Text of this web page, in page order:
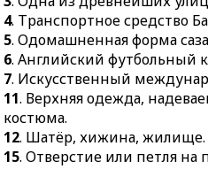
объединяющая людей.
49.Многолетний
плодовый кустарник.
50.Медленный сольный
или дуэтный танец в
классическом балете.
4. Транспортное средство
5. Одомашненная форма
6. Английский футбольный
7. Искусственный
11. Верхняя одежда,
костюма.
12. Шатёр, хижина, жилище.
15. Отверстие или петля на